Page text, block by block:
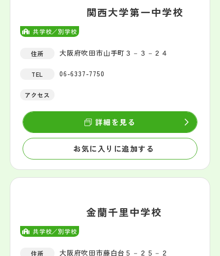
共学校／別学校
関西大学第一中学校
住所 大阪府吹田市山手町３－３－２４
TEL 06-6337-7750
アクセス
お気に入りに追加する
詳細を見る
共学校／別学校
金蘭千里中学校
住所 大阪府吹田市藤白台５－２５－２